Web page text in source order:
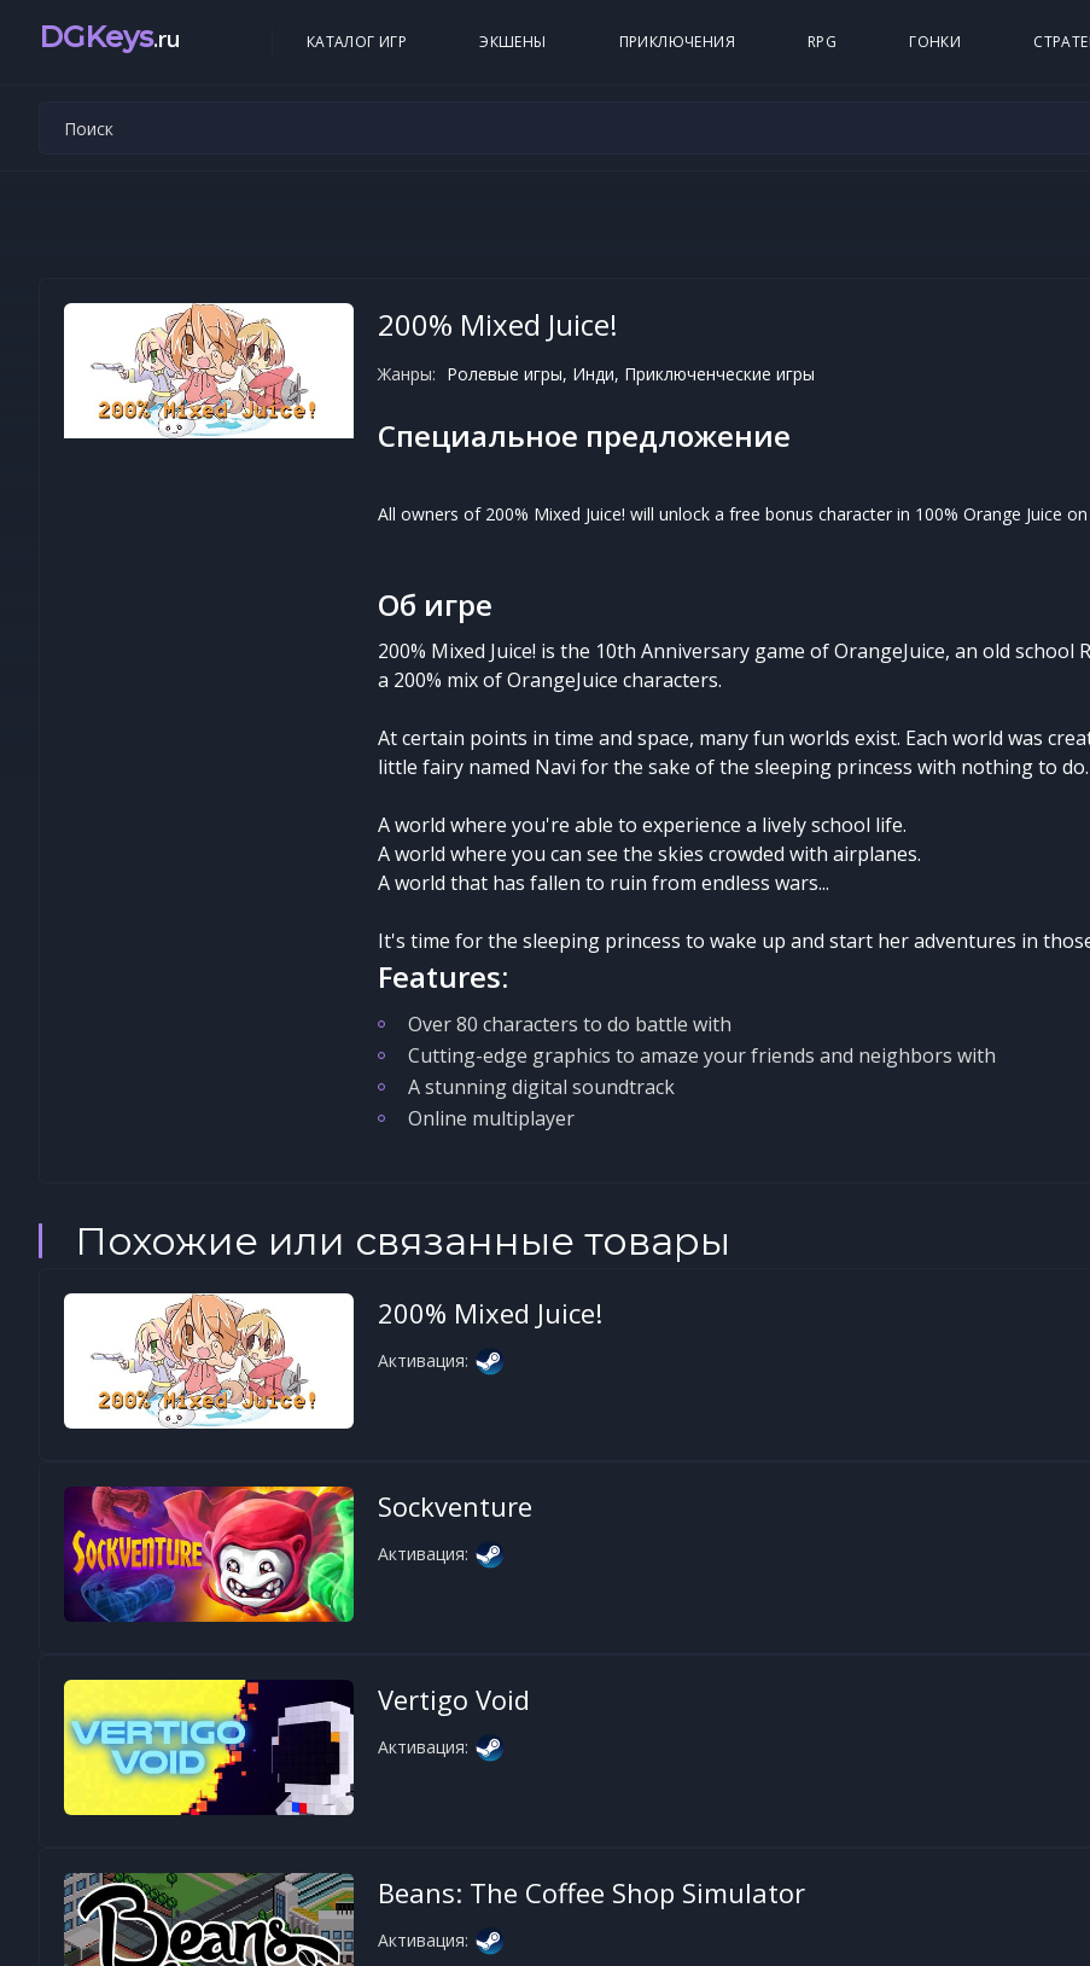
DGKeys.ru КАТАЛОГ ИГР ЭКШЕНЫ ПРИКЛЮЧЕНИЯ RPG ГОНКИ
200% Mixed Juice!
Жанры: Ролевые игры, Инди, Приключенческие игры
Специальное предложение
All owners of 200% Mixed Juice! will unlock a free bonus character in 100% Orange Juice
Об игре
200% Mixed Juice! is the 10th Anniversary game of OrangeJuice, an old school
a 200% mix of OrangeJuice characters.
At certain points in time and space, many fun worlds exist. Each world was
little fairy named Navi for the sake of the sleeping princess with nothing to do.
A world where you're able to experience a lively school life.
A world where you can see the skies crowded with airplanes.
A world that has fallen to ruin from endless wars...
It's time for the sleeping princess to wake up and start her adventures in
Features:
Over 80 characters to do battle with
Cutting-edge graphics to amaze your friends and neighbors with
A stunning digital soundtrack
Online multiplayer
Похожие или связанные товары
200% Mixed Juice!
Активация:
Sockventure
Активация:
Vertigo Void
Активация:
Beans: The Coffee Shop Simulator
Активация: